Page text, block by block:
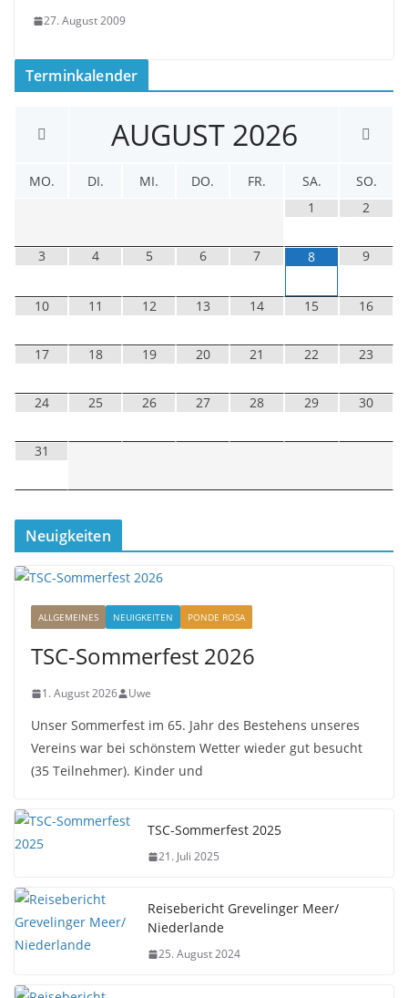
27. August 2009
Terminkalender
AUGUST 2026
MO. DI. MI. DO. FR. SA.
SO.
1
2
3 4 5 6 7 8 9
10 11 12 13 14 15 16
17 18 19 20 21 22 23
24 25 26 27 28 29 30
31
Neuigkeiten
ALLGEMEINES NEUIGKEITEN PONDE ROSA
TSC-Sommerfest 2026
1. August 2026 Uwe
Unser Sommerfest im 65. Jahr des Bestehens unseres
Vereins war bei schönstem Wetter wieder gut besucht
(35 Teilnehmer). Kinder und
TSC-Sommerfest 2025
21. Juli 2025
Reisebericht Grevelinger Meer/
Niederlande
25. August 2024